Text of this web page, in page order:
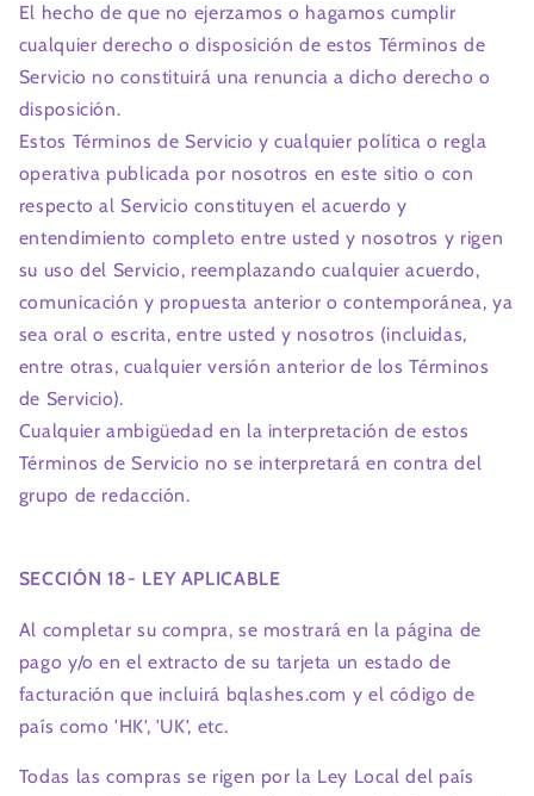
El hecho de que no ejerzamos o hagamos cumplir
cualquier derecho o disposición de estos Términos de
Servicio no constituirá una renuncia a dicho derecho o
disposición.
Estos Términos de Servicio y cualquier política o regla
operativa publicada por nosotros en este sitio o con
respecto al Servicio constituyen el acuerdo y
entendimiento completo entre usted y nosotros y rigen
su uso del Servicio, reemplazando cualquier acuerdo,
comunicación y propuesta anterior o contemporánea, ya
sea oral o escrita, entre usted y nosotros (incluidas,
entre otras, cualquier versión anterior de los Términos
de Servicio).
Cualquier ambigüedad en la interpretación de estos
Términos de Servicio no se interpretará en contra del
grupo de redacción.
SECCIÓN 18- LEY APLICABLE
Al completar su compra, se mostrará en la página de
pago y/o en el extracto de su tarjeta un estado de
facturación que incluirá bqlashes.com y el código de
país como 'HK', 'UK', etc.
Todas las compras se rigen por la Ley Local del país